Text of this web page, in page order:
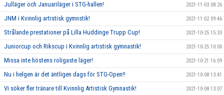
Julläger och Januariläger i STG-hallen! 2021-11-03 08:26
JNM i Kvinnlig artistisk gymnstik! 2021-11-02 09:46
Strålande prestationer på Lilla Huddinge Trupp Cup! 2021-10-25 15:33
Juniorcup och Rikscup i Kvinnlig artistisk gymnastik! 2021-10-25 10:00
Missa inte höstens roligaste läger! 2021-10-21 16:09
Nu i helgen är det äntligen dags för STG-Open!! 2021-10-08 13:41
Vi söker fler tränare till Kvinnlig Artistisk Gymnastik! 2021-10-08 13:07